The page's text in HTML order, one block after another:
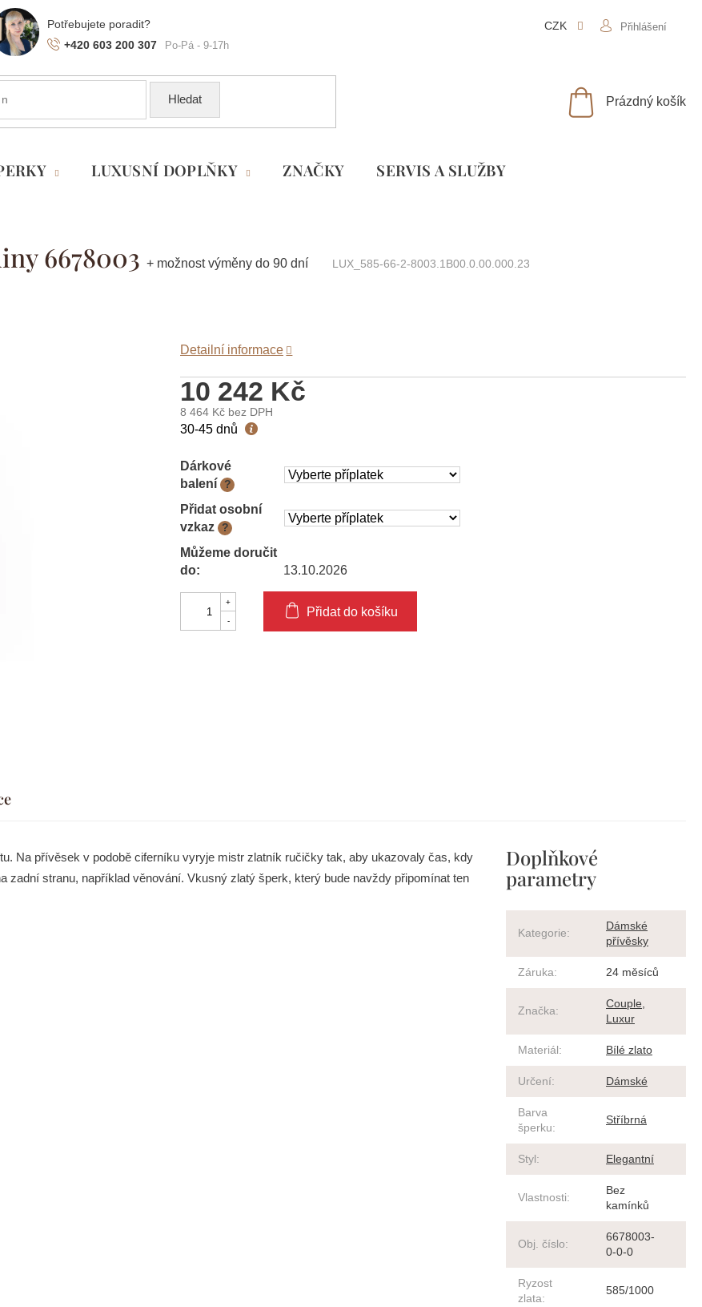
+420 603 200 307
CZK Přihlášení
Hledat
NÁKUPNÍ
Prázdný košík
LUXUSNÍ DOPLŇKY ZNAČKY SLUŽBY
6678003 + možnost výměny do 90 dní LUX_585-66-2-8003.1B00.0.00.000.23
10 242 Kč
8 464 Kč bez DPH
Měrná
30-45 dnů
Dárkové
balení
?
Přidat osobní
vzkaz
?
Můžeme doručit
do:
13.10.2026
Přidat do košíku
Detailní informace
Na přívěsek v podobě ciferníku vyryje mistr zlatník ručičky tak, aby ukazovaly čas, kdy
zadní stranu, například věnování. Vkusný zlatý šperk, který bude navždy připomínat ten
Doplňkové
parametry
Kategorie:
Dámské
přívěsky
Záruka: 24 měsíců
Značka:
Couple,
Luxur
Materiál: Bílé zlato
Určení: Dámské
Barva
šperku:
Stříbrná
Styl: Elegantní
Vlastnosti:
Bez
kamínků
Obj. číslo:
6678003-
0-0-0
Ryzost
zlata:
585/1000